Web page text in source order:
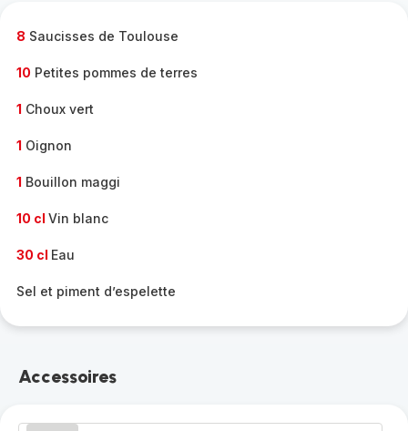
8 Saucisses de Toulouse
10 Petites pommes de terres
1 Choux vert
1 Oignon
1 Bouillon maggi
10 cl Vin blanc
30 cl Eau
Sel et piment d’espelette
Accessoires